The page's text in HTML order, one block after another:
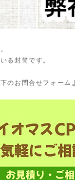
る封筒です。
のお問合せフォーム